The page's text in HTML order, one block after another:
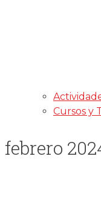
Cursos y
febrero